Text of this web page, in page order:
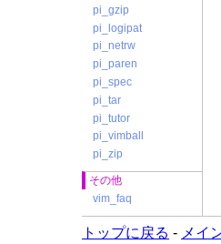
pi_gzip
pi_logipat
pi_netrw
pi_paren
pi_spec
pi_tar
pi_tutor
pi_vimball
pi_zip
その他
vim_faq
トップに戻る - メイ